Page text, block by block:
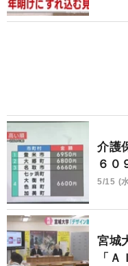
介護
６０
5/15 (
宮城
「